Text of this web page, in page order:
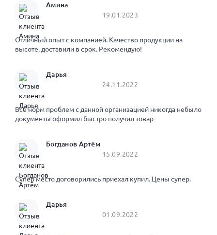
Амина
19.01.2023
Отличный опыт с компанией. Качество продукции на
высоте, доставили в срок. Рекомендую!
Дарья
24.11.2022
Все норм проблем с данной организацией никогда небыло
документы оформил быстро получил товар
Богданов Артём
15.09.2022
Супер место договорились приехал купил. Цены супер.
Дарья
01.09.2022